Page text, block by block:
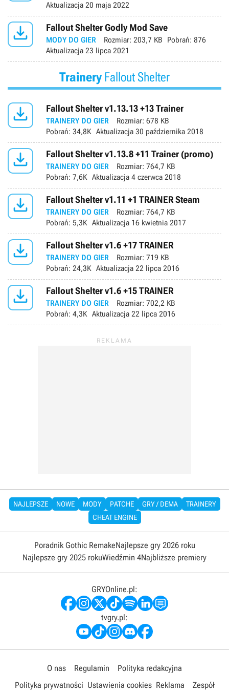
Aktualizacja 20 maja 2022
 Fallout Shelter Godly Mod Save
MODY DO GIER Rozmiar: 203,7 KB Pobrań: 876
Aktualizacja 23 lipca 2021
Trainery Fallout Shelter
 Fallout Shelter v1.13.13 +13 Trainer
TRAINERY DO GIER Rozmiar: 678 KB
Pobrań: 34,8K Aktualizacja 30 października 2018
 Fallout Shelter v1.13.8 +11 Trainer (promo)
TRAINERY DO GIER Rozmiar: 764,7 KB
Pobrań: 7,6K Aktualizacja 4 czerwca 2018
 Fallout Shelter v1.11 +1 TRAINER Steam
TRAINERY DO GIER Rozmiar: 764,7 KB
Pobrań: 5,3K Aktualizacja 16 kwietnia 2017
 Fallout Shelter v1.6 +17 TRAINER
TRAINERY DO GIER Rozmiar: 719 KB
Pobrań: 24,3K Aktualizacja 22 lipca 2016
 Fallout Shelter v1.6 +15 TRAINER
TRAINERY DO GIER Rozmiar: 702,2 KB
Pobrań: 4,3K Aktualizacja 22 lipca 2016
NAJLEPSZE NOWE MODY PATCHE GRY / DEMA
TRAINERY
CHEAT ENGINE
Poradnik Gothic RemakeNajlepsze gry 2026 roku
Najlepsze gry 2025 rokuWiedźmin 4Najbliższe premiery
GRYOnline.pl:
tvgry.pl:
O nas Regulamin
Polityka redakcyjna
Polityka prywatności Ustawienia cookies Reklama Zespół